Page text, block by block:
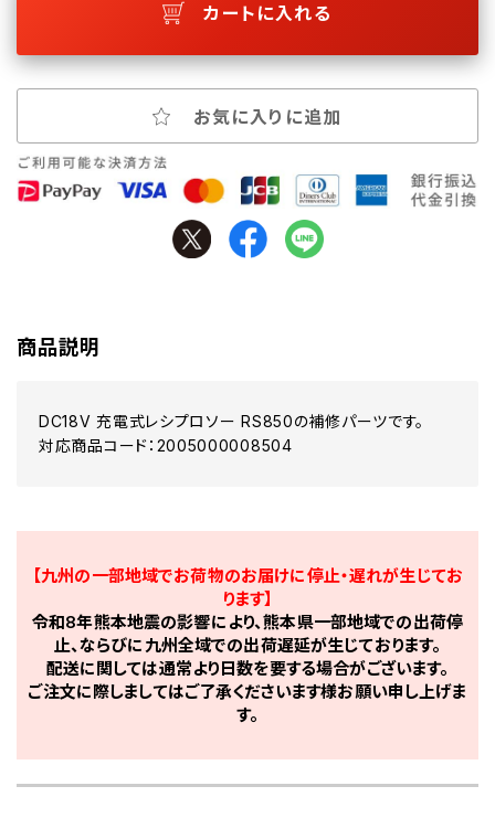
カートに入れる
お気に入りに追加
商品説明
DC18V 充電式レシプロソー RS850の補修パーツです。
対応商品コード：2005000008504
【九州の一部地域でお荷物のお届けに停止・遅れが生じてお
ります】
令和8年熊本地震の影響により、熊本県一部地域での出荷停
止、ならびに九州全域での出荷遅延が生じております。
配送に関しては通常より日数を要する場合がございます。
ご注文に際しましてはご了承くださいます様お願い申し上げま
す。